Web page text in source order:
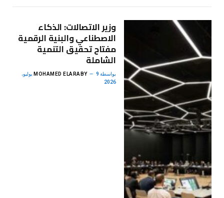
وزير الاتصالات: الذكاء
الاصطناعي والبنية الرقمية
مفتاح تحقيق التنمية
الشاملة
بواسطة MOHAMED ELARABY 9 يوليو،
2026